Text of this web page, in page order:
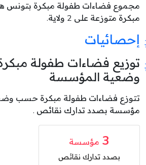
مجموع فضاءات طفولة مبكرة بتونس
مبكرة متوزعة على 2 ولاية.
إحصائيات
توزيع فضاءات طفولة
وضعية المؤسسة
مؤسسة بصدد تدارك نقائص .
3 مؤسسة
بصدد تدارك نقائص